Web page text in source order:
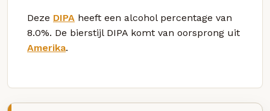
Deze DIPA heeft een alcohol percentage van
8.0%. De bierstijl DIPA komt van oorsprong uit
Amerika.